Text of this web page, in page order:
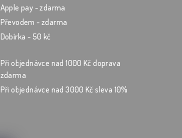
Apple pay - zdarma
Převodem - zdarma
Dobírka - 50 kč
Při objednávce nad 1000 Kč doprava
zdarma
Při objednávce nad 3000 Kč sleva 10%